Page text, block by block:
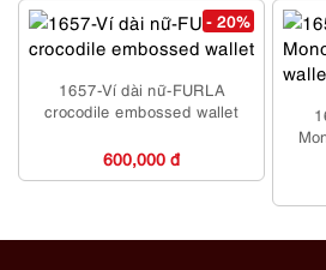
- 20%
1657-Ví dài nữ-FURLA
crocodile embossed wallet
600,000 đ